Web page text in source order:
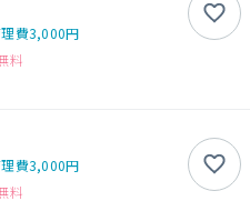
費3,000円
料
費3,000円
料